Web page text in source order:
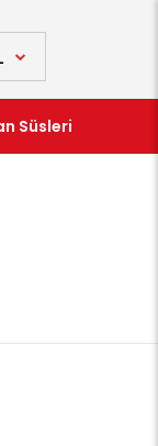
Süsleri